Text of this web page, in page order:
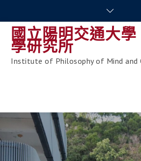
content國立陽明交通大
學研究所
Institute of Philosophy of Mind and